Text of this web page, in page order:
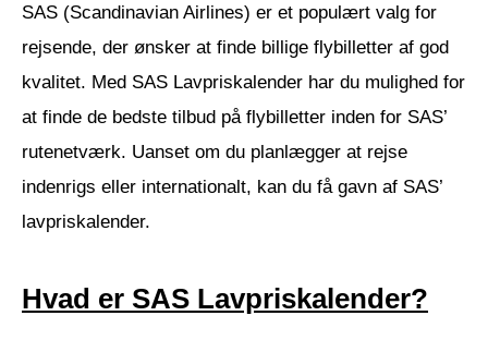
SAS (Scandinavian Airlines) er et populært valg for
rejsende, der ønsker at finde billige flybilletter af god
kvalitet. Med SAS Lavpriskalender har du mulighed for
at finde de bedste tilbud på flybilletter inden for SAS’
rutenetværk. Uanset om du planlægger at rejse
indenrigs eller internationalt, kan du få gavn af SAS’
lavpriskalender.
Hvad er SAS Lavpriskalender?